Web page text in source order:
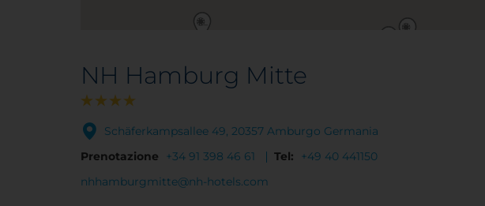
NH Hamburg Mitte
Schäferkampsallee 49, 20357 Amburgo Germania
Prenotazione
+34 91 398 46 61 Tel:
+49 40 441150
nhhamburgmitte@nh-hotels.com